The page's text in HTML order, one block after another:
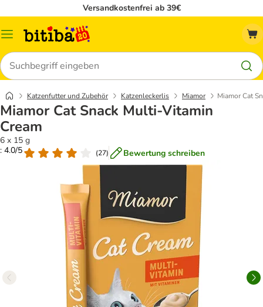
Versandkostenfrei ab 39€
Menü
Suchen
Katzenfutter und Zubehör Katzenleckerlis Miamor Miamor Cat
Miamor Cat Snack Multi-Vitamin
Cream
6 x 15 g
: 4.0/5
(27) Bewertung schreiben